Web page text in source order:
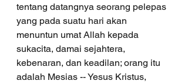
tentang datangnya seorang pelepas
yang pada suatu hari akan
menuntun umat Allah kepada
sukacita, damai sejahtera,
kebenaran, dan keadilan; orang itu
adalah Mesias -- Yesus Kristus,